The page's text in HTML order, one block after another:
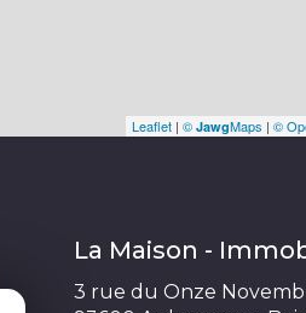
Leaflet | © JawgMaps | ©
La Maison -
3 rue du Onze